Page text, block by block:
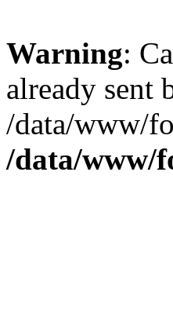
Warning:
already sent
/data/www/
/data/www/